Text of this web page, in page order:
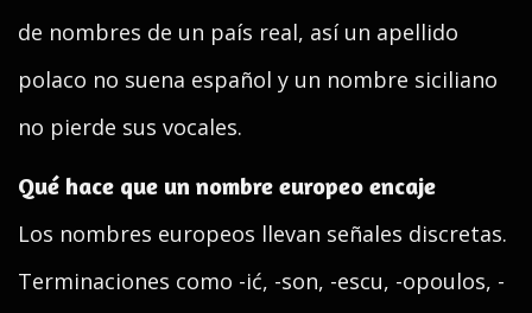
de nombres de un país real, así un apellido
polaco no suena español y un nombre siciliano
no pierde sus vocales.
Qué hace que un nombre europeo encaje
Los nombres europeos llevan señales discretas.
Terminaciones como -ić, -son, -escu, -opoulos, -